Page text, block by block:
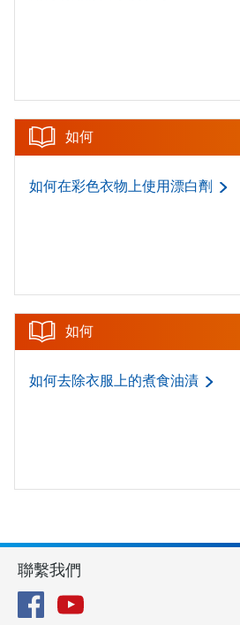
如何
如何在彩色衣物上使用漂白劑
如何
如何去除衣服上的煮食油漬
聯繫我們
FacebookYouTube